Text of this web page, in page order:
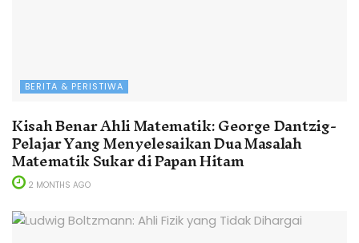
BERITA & PERISTIWA
Kisah Benar Ahli Matematik: George Dantzig-
Pelajar Yang Menyelesaikan Dua Masalah
Matematik Sukar di Papan Hitam
2 MONTHS AGO